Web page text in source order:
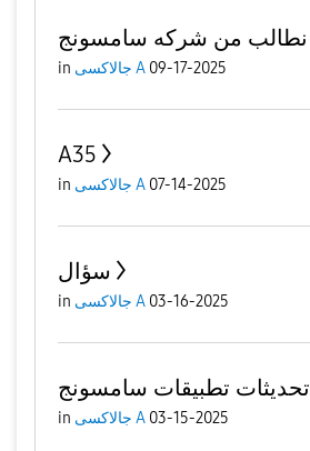
نطالب من شركه سامسونج
in جالاكسى A 09-17-2025
A35
in جالاكسى A 07-14-2025
سؤال
in جالاكسى A 03-16-2025
تحديثات تطبيقات سامسونج
in جالاكسى A 03-15-2025